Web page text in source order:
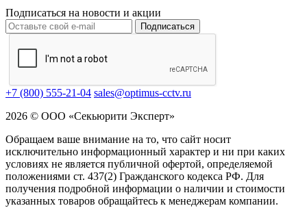
Подписаться на новости и акции
Подписаться
+7 (800) 555-21-04 sales@optimus-cctv.ru
2026 © ООО «Секьюрити Эксперт»
Обращаем ваше внимание на то, что сайт носит
исключительно информационный характер и ни при каких
условиях не является публичной офертой, определяемой
положениями ст. 437(2) Гражданского кодекса РФ. Для
получения подробной информации о наличии и стоимости
указанных товаров обращайтесь к менеджерам компании.